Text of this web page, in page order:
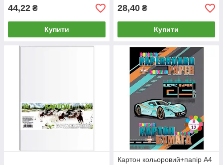
44,22 ₴
Купити
28,40 ₴
Купити
Картон кольоровий+папір А4